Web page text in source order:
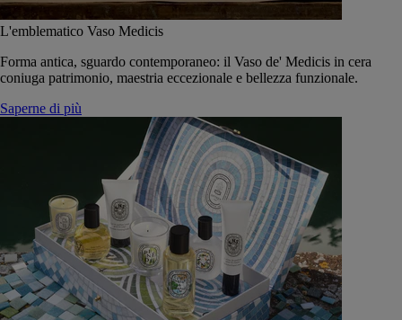
L'emblematico Vaso Medicis
Forma antica, sguardo contemporaneo: il Vaso de' Medicis in cera
coniuga patrimonio, maestria eccezionale e bellezza funzionale.
Saperne di più